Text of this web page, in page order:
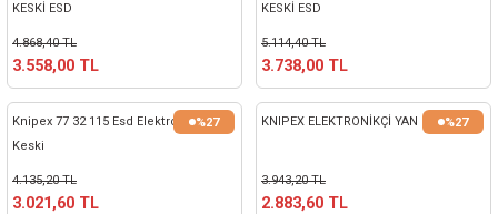
KESKİ ESD
4.868,40 TL
3.558,00 TL
KESKİ ESD
5.114,40 TL
3.738,00 TL
%27
Knipex 77 32 115 Esd Elektronikçi Yan
Keski
4.135,20 TL
3.021,60 TL
%27
KNIPEX ELEKTRONİKÇİ YAN KESKİ
3.943,20 TL
2.883,60 TL